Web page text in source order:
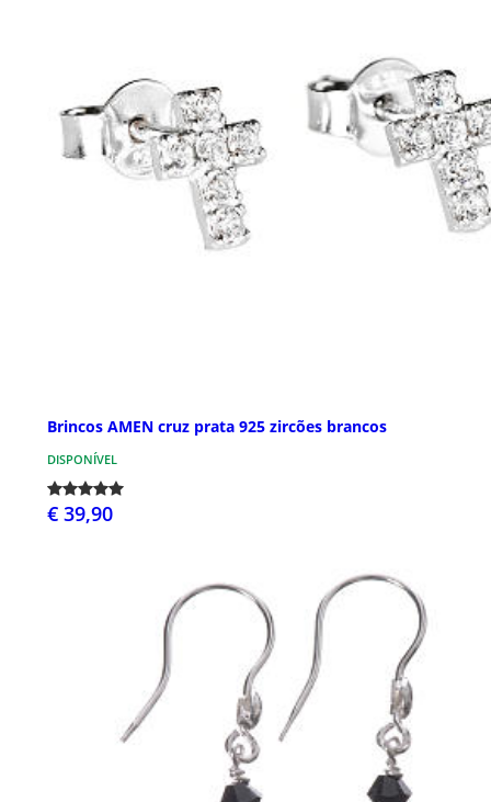
Brincos AMEN cruz prata 925 zircões brancos
DISPONÍVEL
€ 39,90